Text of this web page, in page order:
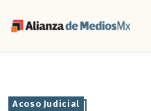
Acoso Judicial